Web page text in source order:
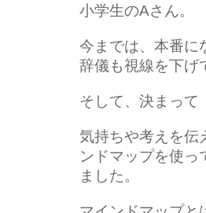
小学生のAさん。
今までは、本番に
辞儀も視線を下げ
そして、決まって
気持ちや考えを伝
ンドマップを使っ
ました。